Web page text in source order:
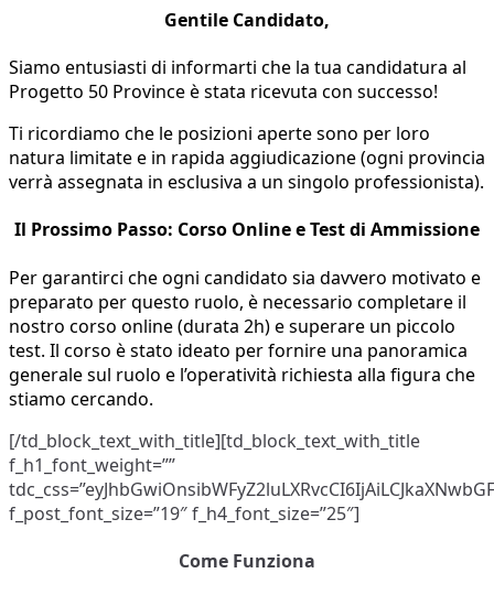
Gentile Candidato,
Siamo entusiasti di informarti che la tua candidatura al
Progetto 50 Province è stata ricevuta con successo!
Ti ricordiamo che le posizioni aperte sono per loro
natura limitate e in rapida aggiudicazione (ogni provincia
verrà assegnata in esclusiva a un singolo professionista).
Il Prossimo Passo: Corso Online e Test di Ammissione
Per garantirci che ogni candidato sia davvero motivato e
preparato per questo ruolo, è necessario completare il
nostro corso online (durata 2h) e superare un piccolo
test. Il corso è stato ideato per fornire una panoramica
generale sul ruolo e l’operatività richiesta alla figura che
stiamo cercando.
[/td_block_text_with_title][td_block_text_with_title
f_h1_font_weight=””
f_post_font_size=”19″ f_h4_font_size=”25″]
Come Funziona